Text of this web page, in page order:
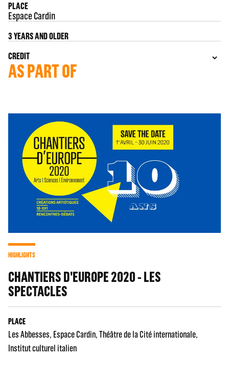
PLACE
Espace Cardin
3 YEARS AND OLDER
CREDIT
AS PART OF
HIGHLIGHTS
CHANTIERS D'EUROPE 2020 - LES
SPECTACLES
PLACE
Les Abbesses Espace Cardin Théâtre de la Cité internationale
Institut culturel italien